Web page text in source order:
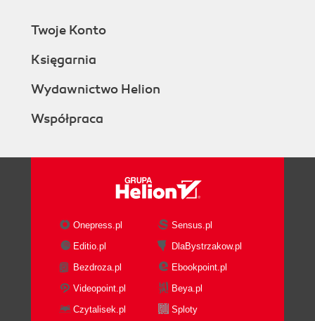
Twoje Konto
Księgarnia
Wydawnictwo Helion
Współpraca
Onepress.pl
Sensus.pl
Editio.pl
DlaBystrzakow.pl
Bezdroza.pl
Ebookpoint.pl
Videopoint.pl
Beya.pl
Czytalisek.pl
Sploty